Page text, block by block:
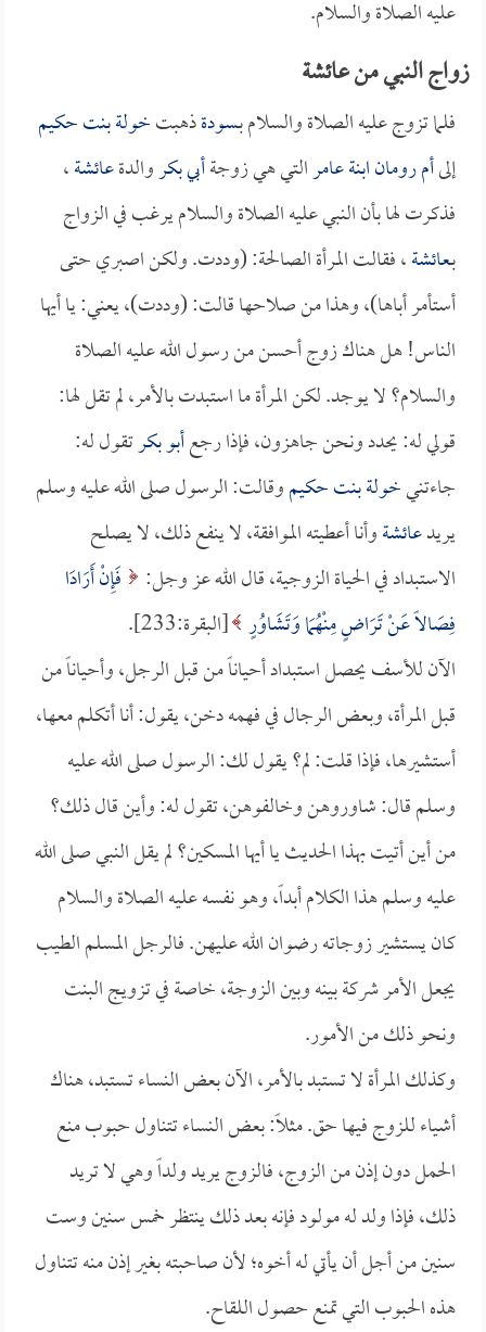
عليه الصلاة والسلام.
زواج النبي من عائشة
فلما تزوج عليه الصلاة والسلام بـسودةذهبتخولة بنت حكيم
إلىأم رومان ابنة عامرالتي هي زوجةأبي بكروالدةعائشة،
فذكرت لها بأن النبي عليه الصلاة والسلام يرغب في الزواج
بـعائشة، فقالت المرأة الصالحة: (وددت. ولكن اصبري حتى
أستأمر أباها)، وهذا من صلاحها قالت: (وددت)، يعني: يا أيها
الناس! هل هناك زوج أحسن من رسول الله عليه الصلاة
والسلام؟ لا يوجد. لكن المرأة ما استبدت بالأمر، لم تقل لها:
قولي له: يحدد ونحن جاهزون، فإذا رجعأبو بكرتقول له:
جاءتنيخولة بنت حكيموقالت: الرسول صلى الله عليه وسلم
يريدعائشةوأنا أعطيته الموافقة، لا ينفع ذلك، لا يصلح
الاستبداد في الحياة الزوجية، قال الله عز وجل:
فَإِنْ أَرَادَا
فِصَالاً عَنْ تَرَاضٍ مِنْهُمَا وَتَشَاوُرٍ [البقرة:233].
الآن للأسف يحصل استبداد أحياناً من قبل الرجل، وأحياناً من
قبل المرأة، وبعض الرجال في فهمه دخن، يقول: أنا أتكلم معها،
أستشيرها، فإذا قلت: لم؟ يقول لك: الرسول صلى الله عليه
وسلم قال: شاوروهن وخالفوهن، تقول له: وأين قال ذلك؟
من أين أتيت بهذا الحديث يا أيها المسكين؟ لم يقل النبي صلى الله
عليه وسلم هذا الكلام أبداً، وهو نفسه عليه الصلاة والسلام
كان يستشير زوجاته رضوان الله عليهن. فالرجل المسلم الطيب
يجعل الأمر شركة بينه وبين الزوجة، خاصة في تزويج البنت
ونحو ذلك من الأمور.
وكذلك المرأة لا تستبد بالأمر، الآن بعض النساء تستبد، هناك
أشياء للزوج فيها حق. مثلاً: بعض النساء تتناول حبوب منع
الحمل دون إذن من الزوج، فالزوج يريد ولداً وهي لا تريد
ذلك، فإذا ولد له مولود فإنه بعد ذلك ينتظر خمس سنين وست
سنين من أجل أن يأتي له أخوه؛ لأن صاحبته بغير إذن منه تتناول
هذه الحبوب التي تمنع حصول اللقاح.